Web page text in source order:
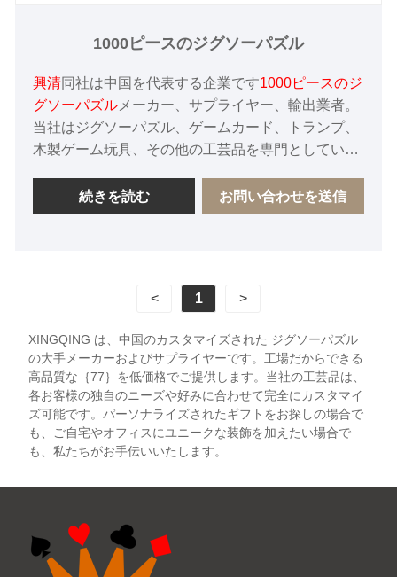
1000ピースのジグソーパズル
興清同社は中国を代表する企業です1000ピースのジ
グソーパズル メーカー、サプライヤー、輸出業者。
当社はジグソーパズル、ゲームカード、トランプ、
木製ゲーム玩具、その他の工芸品を専門としていま
ており、製品の90％はヨーロッパ、米国、その他の
先進国に輸出されており、製品は顧客から賞賛され
続きを読む お問い合わせを送信
< 1 >
XINGQING は、中国のカスタマイズされた ジグソーパズル
の大手メーカーおよびサプライヤーです。工場だからできる
高品質な｛77｝を低価格でご提供します。当社の工芸品は、
各お客様の独自のニーズや好みに合わせて完全にカスタマイ
ズ可能です。パーソナライズされたギフトをお探しの場合で
も、ご自宅やオフィスにユニークな装飾を加えたい場合で
も、私たちがお手伝いいたします。